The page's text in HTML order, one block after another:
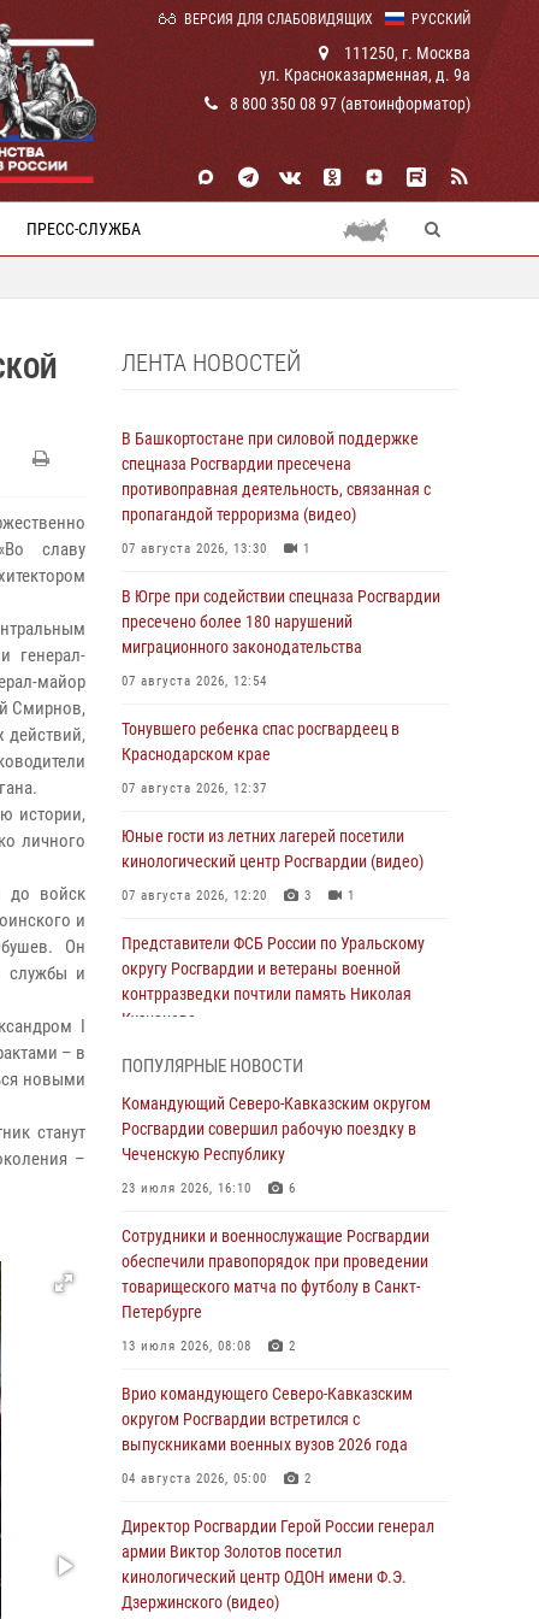
РУССКИЙ
ВЕРСИЯ ДЛЯ СЛАБОВИДЯЩИХ
111250, г. Москва
ул. Красноказарменная, д. 9а
8 800 350 08 97 (автоинформатор)
ПРЕСС-СЛУЖБА
славу
генерал-
майор
Смирнов,
действий,
истории,
личного
до войск
и
Он
службы и
I
– в
новыми
станут
–
ЛЕНТА НОВОСТЕЙ
В Башкортостане при силовой поддержке
спецназа Росгвардии пресечена
противоправная деятельность, связанная с
пропагандой терроризма (видео)
07 августа 2026, 13:30 1
В Югре при содействии спецназа Росгвардии
пресечено более 180 нарушений
миграционного законодательства
07 августа 2026, 12:54
Тонувшего ребенка спас росгвардеец в
Краснодарском крае
07 августа 2026, 12:37
Юные гости из летних лагерей посетили
кинологический центр Росгвардии (видео)
07 августа 2026, 12:20 3 1
Представители ФСБ России по Уральскому
округу Росгвардии и ветераны военной
контрразведки почтили память Николая
Кузнецова
Ветеран войск правопорядка генерал-майор
Иван Пияшев – герой выпуска «Легенды
армии с Александром Маршалом»
07 августа 2026, 12:00
Росгвардейцы пресекли попытку руферов
подняться на крышу Смольного собора в
Санкт-Петербурге (видео)
07 августа 2026, 11:34
основам взрывобезопасности
07 августа 2026, 11:33
Рэпер ST посетил раненых росгвардейцев в
ведомства
07 августа 2026, 11:18 2
Патриотическая акция «Каникулы с
ПОПУЛЯРНЫЕ НОВОСТИ
Командующий Северо-Кавказским округом
Росгвардии совершил рабочую поездку в
Чеченскую Республику
23 июля 2026, 16:10 6
Сотрудники и военнослужащие Росгвардии
обеспечили правопорядок при проведении
товарищеского матча по футболу в Санкт-
Петербурге
13 июля 2026, 08:08 2
Врио командующего Северо-Кавказским
округом Росгвардии встретился с
выпускниками военных вузов 2026 года
04 августа 2026, 05:00 2
Директор Росгвардии Герой России генерал
армии Виктор Золотов посетил
кинологический центр ОДОН имени Ф.Э.
Дзержинского (видео)